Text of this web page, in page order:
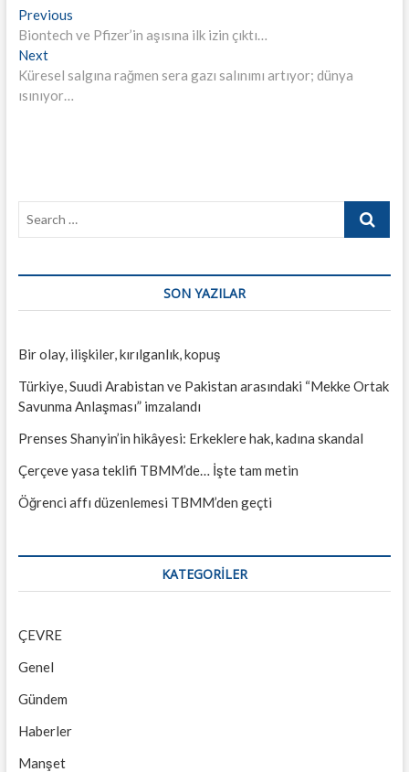
Yazı
gezinmesi
PreviousPrevious
post:
Biontech ve Pfizer’in aşısına ilk izin çıktı…
NextNext
post:
Küresel salgına rağmen sera gazı salınımı artıyor; dünya
ısınıyor…
Search
SON YAZILAR
Bir olay, ilişkiler, kırılganlık, kopuş
Türkiye, Suudi Arabistan ve Pakistan arasındaki “Mekke Ortak
Savunma Anlaşması” imzalandı
Prenses Shanyin’in hikâyesi: Erkeklere hak, kadına skandal
Çerçeve yasa teklifi TBMM’de… İşte tam metin
Öğrenci affı düzenlemesi TBMM’den geçti
KATEGORILER
ÇEVRE
Genel
Gündem
Haberler
Manşet